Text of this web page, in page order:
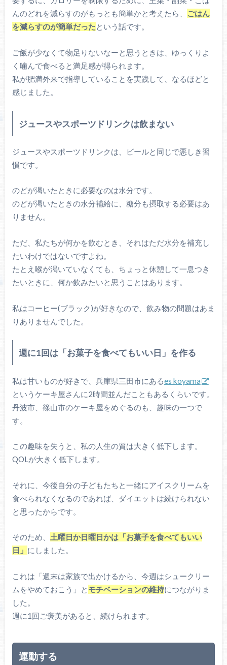
んのどれを減らすのがもっとも簡単かと考えたら、 ごはん
を減らすのが簡単だったという話です。
ご飯が少なくて物足りないなーと思うときは、ゆっくりよ
く噛んで食べると満足感が得られます。
私が肥満外来で指導していることを実践して、なるほどと
感じました。
ジュースやスポーツドリンクは飲まない
ジュースやスポーツドリンクは、ビールと同じで悪しき習
慣です。
のどが渇いたときに必要なのは水分です。
のどが渇いたときの水分補給に、糖分も摂取する必要はあ
りません。
ただ、私たちが何かを飲むとき、それはただ水分を補充し
たいわけではないですよね。
たとえ喉が渇いていなくても、ちょっと休憩して一息つき
たいときに、何か飲みたいと思うことはあります。
私はコーヒー(ブラック)が好きなので、飲み物の問題はあま
りありませんでした。
週に1回は「お菓子を食べてもいい日」を作る
私は甘いものが好きで、兵庫県三田市にあるes koyama
というケーキ屋さんに2時間並んだこともあるくらいです。
丹波市、篠山市のケーキ屋をめぐるのも、趣味の一つで
す。
この趣味を失うと、私の人生の質は大きく低下します。
QOLが大きく低下します。
それに、今後自分の子どもたちと一緒にアイスクリームを
食べられなくなるのであれば、ダイエットは続けられない
と思ったからです。
そのため、 土曜日か日曜日かは「お菓子を食べてもいい
日」 にしました。
これは「週末は家族で出かけるから、今週はシュークリー
ムをやめておこう」と モチベーションの維持につながりま
した。
週に1回ご褒美があると、続けられます。
運動する